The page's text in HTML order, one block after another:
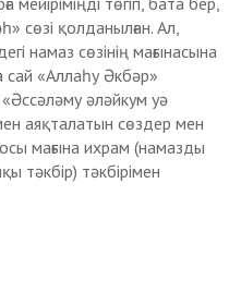
сөзі қолданылған. Ал,
намаз сөзінің мағынасына
сай «Аллаһу Әкбәр»
әләйкум уә
аяқталатын сөздер мен
осы мағына ихрам (намазды
тәкбір) тәкбірімен